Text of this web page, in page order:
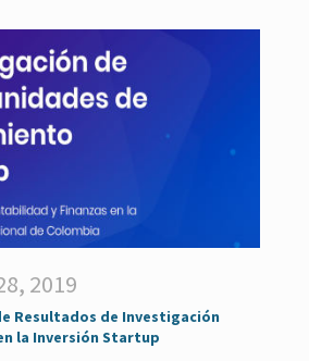
2019
Resultados de Investigación
la Inversión Startup